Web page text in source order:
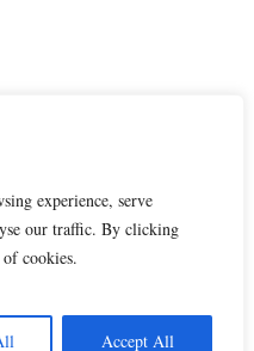
experience, serve
our traffic. By clicking
cookies.
Accept All